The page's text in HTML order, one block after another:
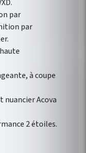
par
par
à coupe
nuancier Acova
2 étoiles.